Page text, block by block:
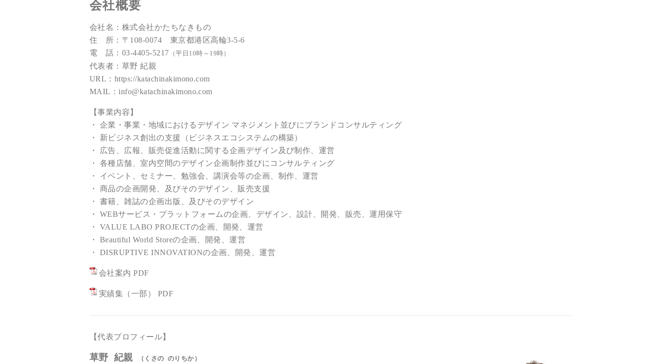
会社概要
会社名：株式会社かたちなきもの
住 所：〒108-0074 東京都港区高輪3-5-6
電 話：03-4405-5217 （平日10時～19時）
代表者：草野 紀親
URL： https://katachinakimono.com
MAIL：info@katachinakimono.com
【事業内容】
・ 企業・事業・地域におけるデザイン マネジメント並びにブランドコンサルティング
・ 新ビジネス創出の支援（ビジネスエコシステムの構築）
・ 広告、広報、販売促進活動に関する企画デザイン及び制作、運営
・ 各種店舗、室内空間のデザイン企画制作並びにコンサルティング
・ イベント、セミナー、勉強会、講演会等の企画、制作、運営
・ 商品の企画開発、及びそのデザイン、販売支援
・ 書籍、雑誌の企画出版、及びそのデザイン
・ WEBサービス・プラットフォームの企画、デザイン、設計、開発、販売、運用保守
・ VALUE LABO PROJECTの企画、開発、運営
・ Beautiful World Storeの企画、開発、運営
・ DISRUPTIVE INNOVATIONの企画、開発、運営
会社案内 PDF
実績集（一部） PDF
【代表プロフィール】
草野 紀親 （くさの のりちか）